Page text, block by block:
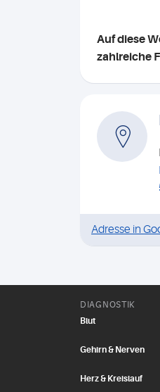
Auf diese
zahlreiche
Adresse in
DIAGNOSTIK
Blut
Gehirn & Nerven
Herz & Kreislauf